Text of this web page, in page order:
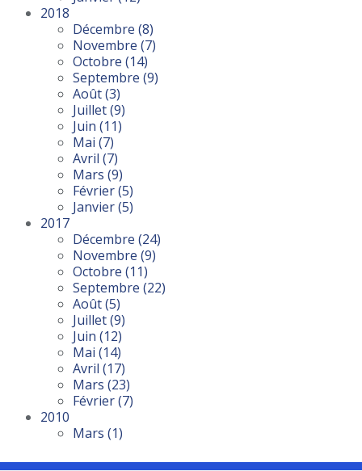
2018
Décembre (8)
Novembre (7)
Octobre (14)
Septembre (9)
Août(3)
Juillet(9)
Juin (11)
Mai (7)
Avril (7)
Mars (9)
Février(5)
Janvier(5)
2017
Décembre (24)
Novembre (9)
Octobre (11)
Septembre (22)
Août(5)
Juillet(9)
Juin (12)
Mai (14)
Avril (17)
Mars (23)
Février(7)
2010
Mars (1)